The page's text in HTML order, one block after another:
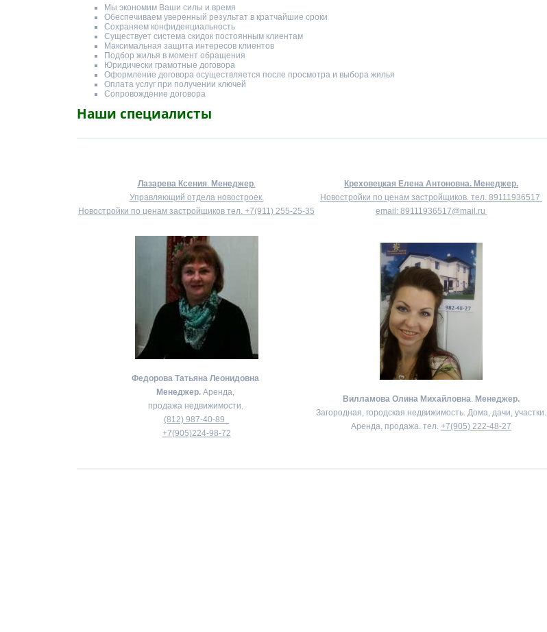
Мы экономим Ваши силы и время
Обеспечиваем уверенный результат в кратчайшие сроки
Сохраняем конфиденциальность
Существует система скидок постоянным клиентам
Максимальная защита интересов клиентов
Подбор жилья в момент обращения
Юридически грамотные договора
Оформление договора осуществляется после просмотра и выбора жилья
Оплата услуг при получении ключей
Сопровождение договора
Наши специалисты
Лазарева Ксения. Менеджер.
Управляющий отдела новостроек.
Новостройки по ценам застройщиков тел. +7(911) 255-25-35
Креховецкая Елена Антоновна. Менеджер.
Новостройки по ценам застройщиков. тел. 89111936517
email: 89111936517@mail.ru
Федорова Татьяна Леонидовна
Менеджер. Аренда,
продажа недвижимости.
(812) 987-40-89
+7(905)224-98-72
Вилламова Олина Михайловна. Менеджер.
Загородная, городская недвижимость. Дома, дачи, участки.
Аренда, продажа. тел. +7(905) 222-48-27